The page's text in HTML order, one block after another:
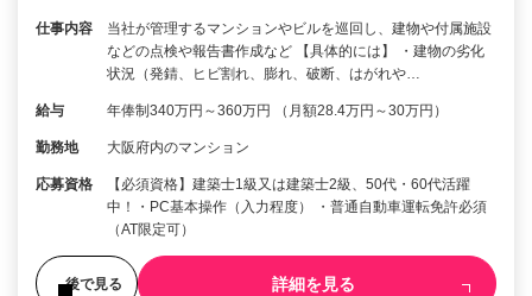
仕事内容
当社が管理するマンションやビルを巡回し、建物や付属施設
などの点検や報告書作成など 【具体的には】 ・建物の劣化
状況（発錆、ヒビ割れ、膨れ、破断、はがれや…
給与 年俸制340万円～360万円 （月額28.4万円～30万円）
勤務地 大阪府内のマンション
応募資格
【必須資格】建築士1級又は建築士2級、50代・60代活躍
中！・PC基本操作（入力程度） ・普通自動車運転免許必須
（AT限定可）
後で見る 詳細を見る